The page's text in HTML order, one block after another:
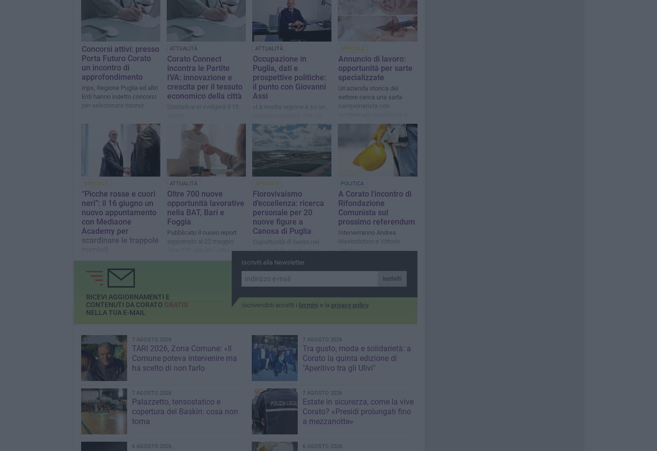
Concorsi attivi: presso
Porta Futuro Corato
un incontro di
approfondimento
Inps, Regione Puglia ed altri
Enti hanno indetto concorsi
per selezionare risorse
ATTUALITÀ
Corato Connect
incontra le Partite
IVA: innovazione e
crescita per il tessuto
economico della città
L'iniziativa si svolgerà il 15
ATTUALITÀ
Occupazione in
Puglia, dati e
prospettive politiche:
il punto con Giovanni
Assi
«La nostra regione è su un
sostenuto e accelerato»
SPECIALE
Annuncio di lavoro:
opportunità per sarte
specializzate
Un’azienda storica del
settore cerca una sarta
campionarista con
un’addetta alla macchina
SPECIALE
“Picche rosse e cuori
neri”: il 16 giugno un
nuovo appuntamento
con Mediaone
Academy per
scardinare le trappole
A Barletta incontro gratuito
di networking e crescita
personale aperto alla
cittadinanza
ATTUALITÀ
Oltre 700 nuove
opportunità lavorative
nella BAT, Bari e
Foggia
Pubblicato il nuovo report
aggiornato al 22 maggio:
SPECIALE
Florovivaismo
d’eccellenza: ricerca
personale per 20
nuove figure a
Canosa di Puglia
Opportunità di lavoro nel
settore della produzione
florovivaistica
POLITICA
A Corato l'incontro di
Rifondazione
Comunista sul
prossimo referendum
Interverranno Andrea
Mastrototaro e Vittorio
Ventura
Iscriviti alla Newsletter
Iscriviti
Iscrivendoti accetti i termini e la privacy policy
RICEVI AGGIORNAMENTI E
CONTENUTI DA CORATO GRATIS
NELLA TUA E-MAIL
7 AGOSTO 2026
TARI 2026, Zona Comune: «Il
Comune poteva intervenire ma
ha scelto di non farlo
7 AGOSTO 2026
Tra gusto, moda e solidarietà: a
Corato la quinta edizione di
"Aperitivo tra gli Ulivi"
7 AGOSTO 2026
Palazzetto, tensostatico e
copertura del Baskin: cosa non
torna
7 AGOSTO 2026
Estate in sicurezza, come la vive
Corato? «Presidi prolungati fino
a mezzanotte»
6 AGOSTO 2026 6 AGOSTO 2026